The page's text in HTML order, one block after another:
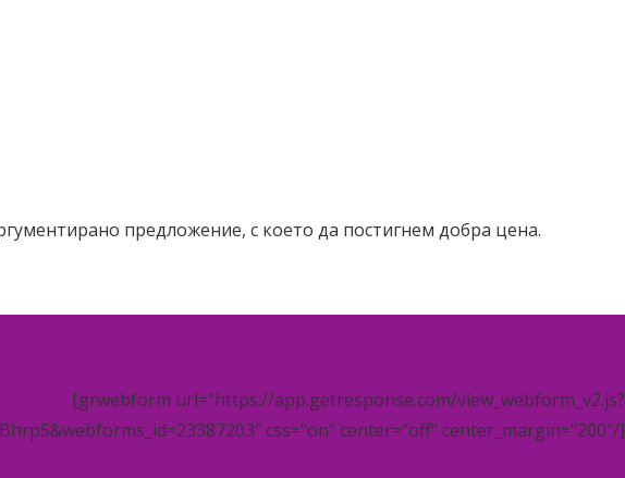
предложение, с което да постигнем добра цена.
[grwebform url=“https://app.getresponse.com/view_webform_v2.js?
css=“on“ center=“off“ center_margin=“200″/]